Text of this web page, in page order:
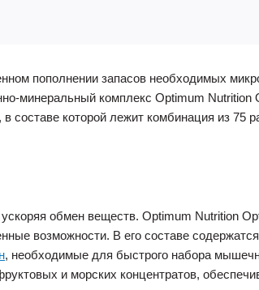
пополнении запасов необходимых
минеральный комплекс Optimum Nutrition
которой лежит комбинация из 75
обмен веществ. Optimum Nutrition
возможности. В его составе
, необходимые для быстрого набора
и морских концентратов,